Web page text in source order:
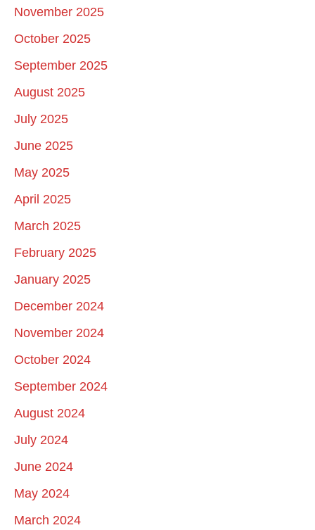
November 2025
October 2025
September 2025
August 2025
July 2025
June 2025
May 2025
April 2025
March 2025
February 2025
January 2025
December 2024
November 2024
October 2024
September 2024
August 2024
July 2024
June 2024
May 2024
March 2024